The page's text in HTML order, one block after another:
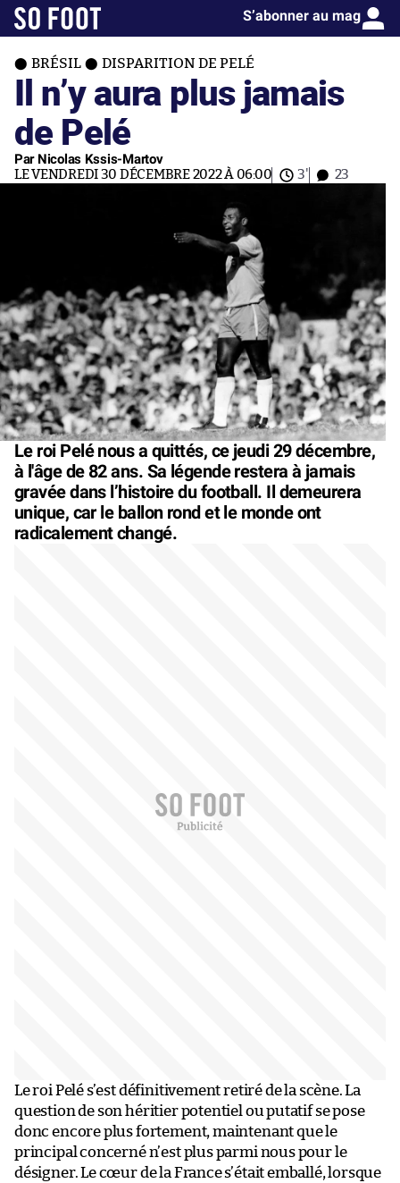
S’abonner au mag
BRÉSIL DISPARITION DE PELÉ
Il n’y aura plus jamais
de Pelé
Par Nicolas Kssis-Martov
LE VENDREDI 30 DÉCEMBRE 2022 À 06:00 3' 23
Le roi Pelé nous a quittés, ce jeudi 29 décembre,
à l'âge de 82 ans. Sa légende restera à jamais
gravée dans l’histoire du football. Il demeurera
unique, car le ballon rond et le monde ont
radicalement changé.
Le roi Pelé s’est définitivement retiré de la scène. La
question de son héritier potentiel ou putatif se pose
donc encore plus fortement, maintenant que le
principal concerné n’est plus parmi nous pour le
désigner. Le cœur de la France s’était emballé, lorsque